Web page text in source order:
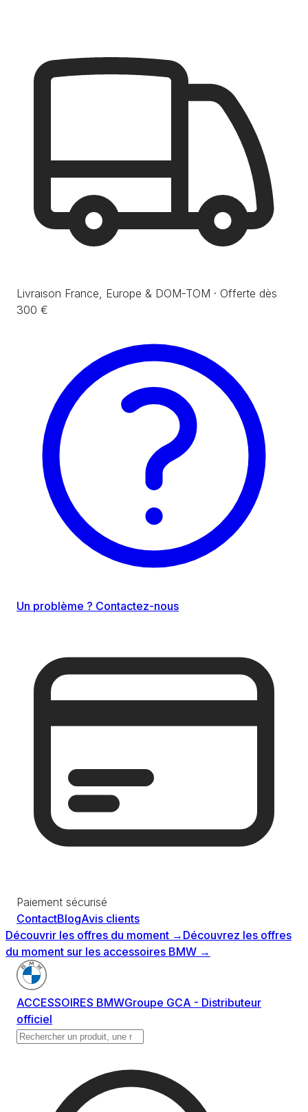
Livraison France, Europe & DOM-TOM · Offerte dès
300 €
Un problème ? Contactez-nous
Paiement sécurisé
ContactBlogAvis clients
Découvrir les offres du moment → Découvrez les offres
du moment sur les accessoires BMW →
ACCESSOIRES BMWGroupe GCA - Distributeur
officiel